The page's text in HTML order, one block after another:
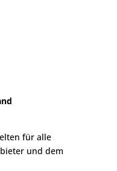
für alle
und dem